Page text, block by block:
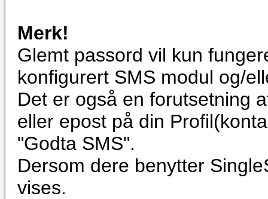
Merk!
Glemt passord vil kun
konfigurert SMS modul og/
Det er også en forutsetning
eller epost på din
"Godta SMS".
Dersom dere benytter
vises.